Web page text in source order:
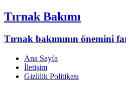
Tırnak Bakımı
Tırnak bakımının önemini
Ana Sayfa
İletişim
Gizlilik Politikası